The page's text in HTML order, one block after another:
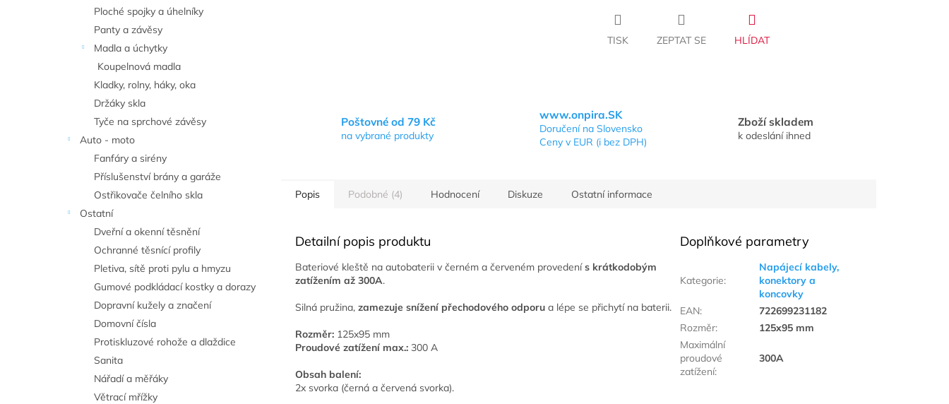
Ploché spojky a úhelníky
Panty a závěsy
Madla a úchytky
Koupelnová madla
Kladky, rolny, háky, oka
Držáky skla
Tyče na sprchové závěsy
Auto - moto
Fanfáry a sirény
Příslušenství brány a garáže
Ostřikovače čelního skla
Ostatní
Dveřní a okenní těsnění
Ochranné těsnící profily
Pletiva, sítě proti pylu a hmyzu
Gumové podkládací kostky a dorazy
Dopravní kužely a značení
Domovní čísla
Protiskluzové rohože a dlaždice
Sanita
Nářadí a měřáky
Větrací mřížky
TISK ZEPTAT SE HLÍDAT
Poštovné od 79 Kč
na vybrané produkty
www.onpira.SK
Doručení na Slovensko
Ceny v EUR (i bez DPH)
Zboží skladem
k odeslání ihned
Popis Podobné (4) Hodnocení Diskuze Ostatní informace
Detailní popis produktu
Bateriové kleště na autobaterii v černém a červeném provedenís krátkodobým
zatížením až 300A.
Silná pružina, zamezuje snížení přechodového odporu a lépe se přichytí na baterii.
Rozměr: 125x95 mm
Proudové zatížení max.: 300 A
Obsah balení:
2x svorka (černá a červená svorka).
Doplňkové parametry
Kategorie:
Napájecí kabely,
konektory a
koncovky
EAN:
722699231182
Rozměr:
125x95 mm
Maximální
proudové
zatížení:
300A